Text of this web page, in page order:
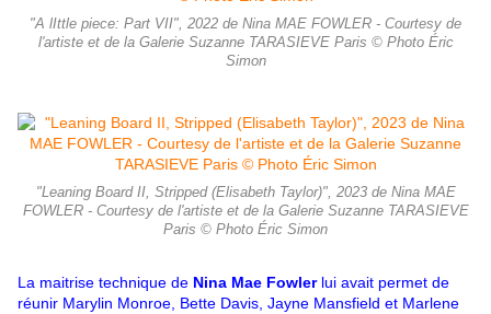
"A lIttle piece: Part VII", 2022 de Nina MAE FOWLER - Courtesy de
l'artiste et de la Galerie Suzanne TARASIEVE Paris © Photo Éric
Simon
"Leaning Board II, Stripped (Elisabeth Taylor)", 2023 de Nina MAE
FOWLER - Courtesy de l'artiste et de la Galerie Suzanne TARASIEVE
Paris © Photo Éric Simon
La maitrise technique de Nina Mae Fowler lui avait permet de
réunir Marylin Monroe, Bette Davis, Jayne Mansfield et Marlene